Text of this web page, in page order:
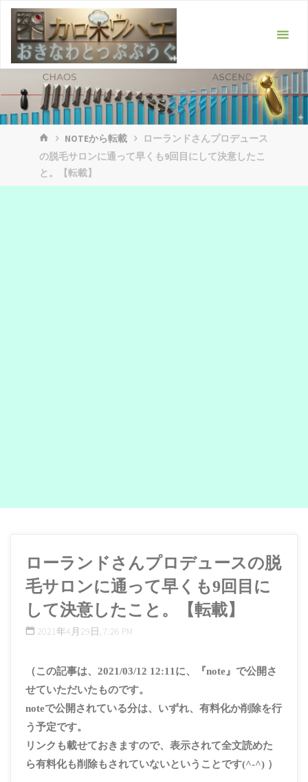
ス
ホ
ー
NOTEから転載
ローランドさんプロデュース
の脱毛サロンに通って早くも9回目にして決意したこ
と。【転載】
ローランドさんプロデュースの脱
毛サロンに通って早くも9回目に
して決意したこと。【転載】
2021年4月29日, 7:26 PM
（この記事は、2021/03/12 12:11に、『note』で公開さ
せていただいたものです。
noteで公開されている分は、いずれ、有料化か削除を行
う予定です。
リンクも載せておきますので、表示されて全文読めた
ら有料化も削除もされていないということです(^-^) ）